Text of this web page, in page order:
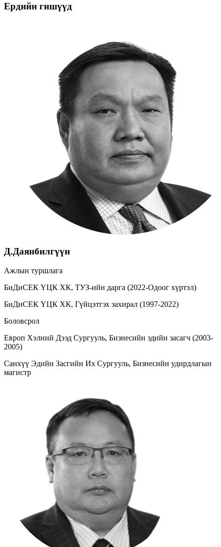
Ердийн гишүүд
Д.Даянбилгүүн
Ажлын туршлага
БиДиСЕК ҮЦК ХК, ТУЗ-ийн дарга (2022-Одоог хүртэл)
БиДиСЕК ҮЦК ХК, Гүйцэтгэх захирал (1997-2022)
Боловсрол
Европ Хэлний Дээд Сургууль, Бизнесийн эдийн засагч (2003-
2005)
Санхүү Эдийн Засгийн Их Сургууль, Бизнесийн удирдлагын
магистр